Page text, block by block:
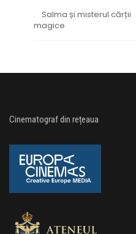
Salma și misterul cărții
magice
Cinematograf din rețeaua